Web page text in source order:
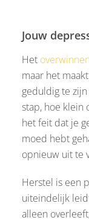
Jouw
Het overwinnen
maar het
geduldig te
stap, hoe klein
het feit dat je
moed hebt
opnieuw uit te
Herstel is een
uiteindelijk
alleen